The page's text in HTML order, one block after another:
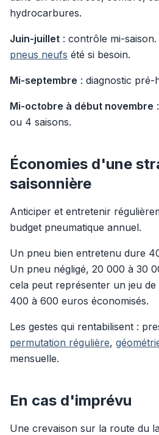
hydrocarbures.
Juin-juillet : contrôle mi-
pneus neufs été si besoin.
Mi-septembre : diagnostic pré-
Mi-octobre à début novembre
ou 4 saisons.
Économies d'une
saisonnière
Anticiper et entretenir
budget pneumatique annuel.
Un pneu bien entretenu dure
Un pneu négligé, 20 000 à 30
cela peut représenter un jeu
400 à 600 euros économisés.
Les gestes qui rentabilisent :
permutation régulière,
mensuelle.
En cas d'imprévu
Une crevaison sur la route du